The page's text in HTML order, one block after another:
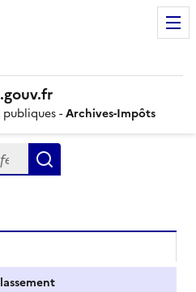
-Archives-Impôts
mots clés, partie du